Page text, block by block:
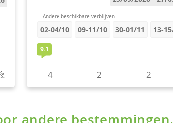
andere bestemmingen.